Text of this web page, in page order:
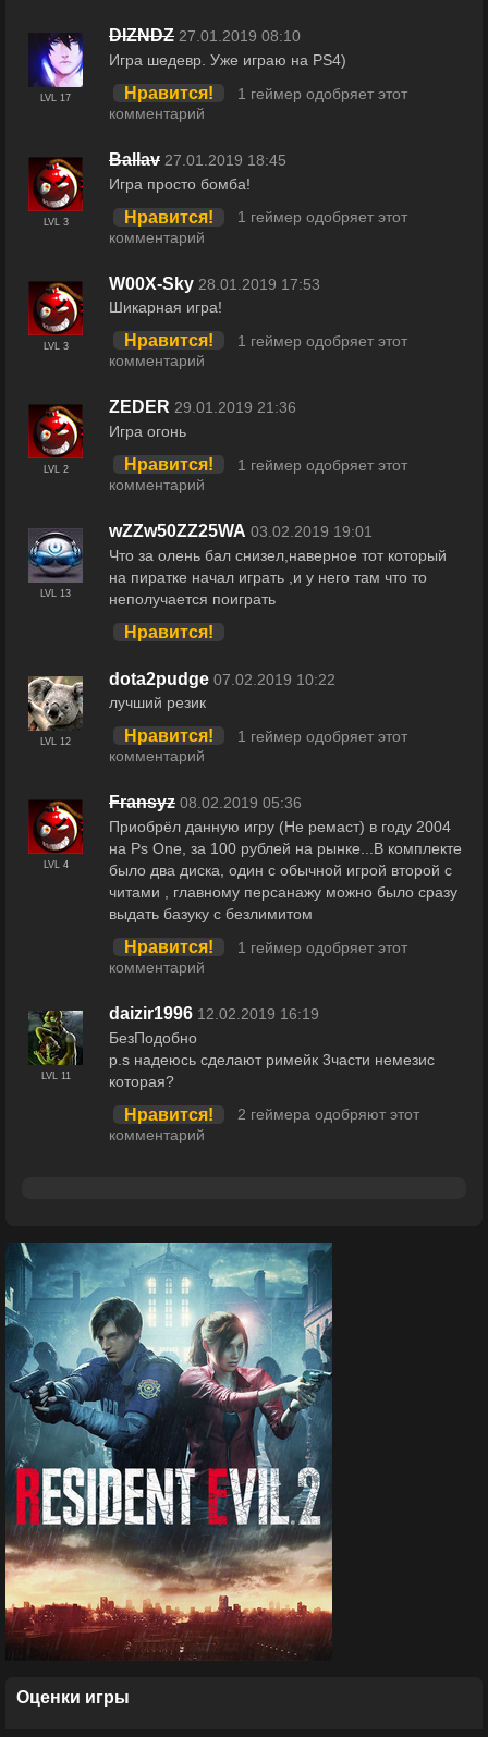
LVL 17
DIZNDZ 27.01.2019 08:10
Игра шедевр. Уже играю на PS4)
Нравится!
1 геймер одобряет этот
комментарий
LVL 3
Ballav 27.01.2019 18:45
Игра просто бомба!
Нравится!
1 геймер одобряет этот
комментарий
LVL 3
W00X-Sky 28.01.2019 17:53
Шикарная игра!
Нравится!
1 геймер одобряет этот
комментарий
LVL 2
ZEDER 29.01.2019 21:36
Игра огонь
Нравится!
1 геймер одобряет этот
комментарий
LVL 13
wZZw50ZZ25WA 03.02.2019 19:01
Что за олень бал снизел,наверное тот который
на пиратке начал играть ,и у него там что то
неполучается поиграть
Нравится!
LVL 12
dota2pudge 07.02.2019 10:22
лучший резик
Нравится!
1 геймер одобряет этот
комментарий
LVL 4
Fransyz 08.02.2019 05:36
Приобрёл данную игру (Не ремаст) в году 2004
на Ps One, за 100 рублей на рынке...В комплекте
было два диска, один с обычной игрой второй с
читами , главному персанажу можно было сразу
выдать базуку с безлимитом
Нравится!
1 геймер одобряет этот
комментарий
LVL 11
daizir1996 12.02.2019 16:19
БезПодобно
p.s надеюсь сделают римейк 3части немезис
которая?
Нравится!
2 геймера одобряют этот
комментарий
Оценки игры